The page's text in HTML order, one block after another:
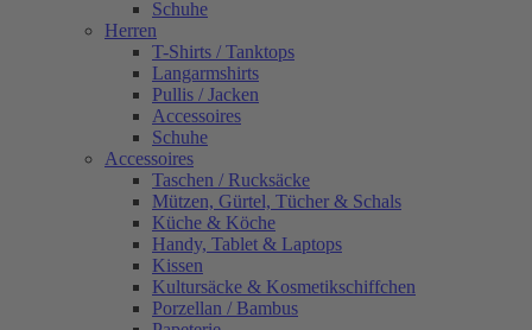
Schuhe
Herren
T-Shirts / Tanktops
Langarmshirts
Pullis / Jacken
Accessoires
Schuhe
Accessoires
Taschen / Rucksäcke
Mützen, Gürtel, Tücher & Schals
Küche & Köche
Handy, Tablet & Laptops
Kissen
Kultursäcke & Kosmetikschiffchen
Porzellan / Bambus